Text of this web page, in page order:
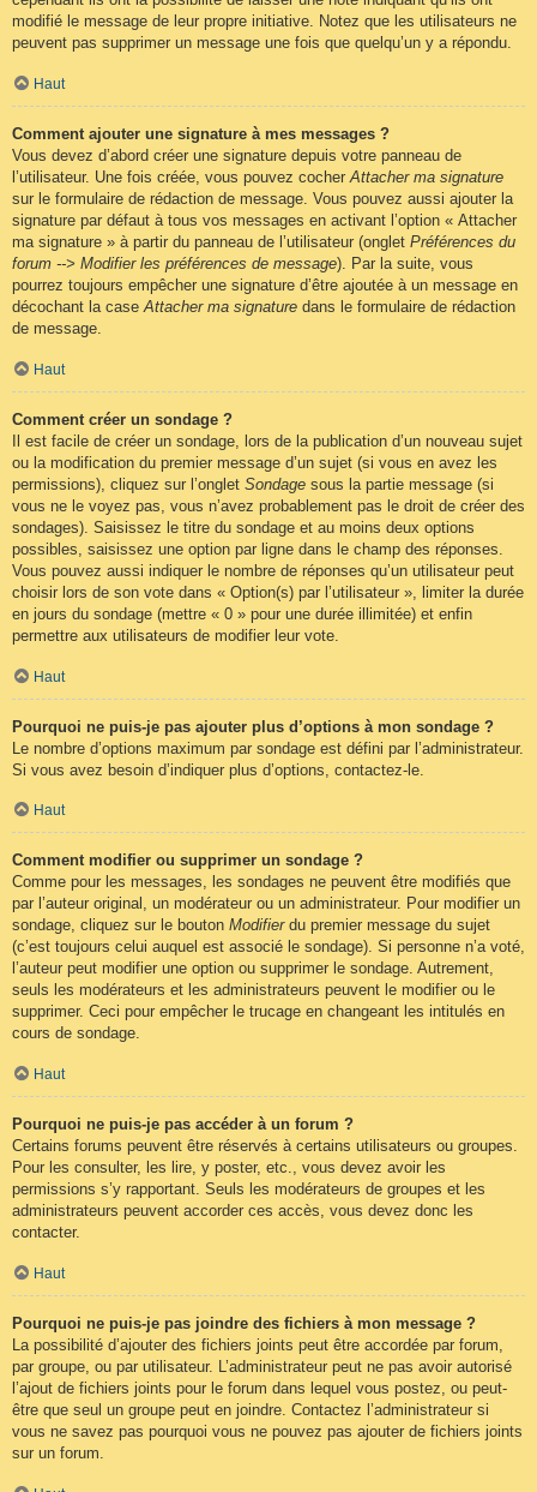
modifié le message de leur propre initiative. Notez que les utilisateurs ne
peuvent pas supprimer un message une fois que quelqu’un y a répondu.
Haut
Comment ajouter une signature à mes messages ?
Vous devez d’abord créer une signature depuis votre panneau de
l’utilisateur. Une fois créée, vous pouvez cocherAttacher ma signature
sur le formulaire de rédaction de message. Vous pouvez aussi ajouter la
signature par défaut à tous vos messages en activant l’option « Attacher
ma signature » à partir du panneau de l’utilisateur (onglet Préférences du
forum --> Modifier les préférences de message). Par la suite, vous
pourrez toujours empêcher une signature d’être ajoutée à un message en
décochant la caseAttacher ma signature dans le formulaire de rédaction
de message.
Haut
Comment créer un sondage ?
Il est facile de créer un sondage, lors de la publication d’un nouveau sujet
ou la modification du premier message d’un sujet (si vous en avez les
permissions), cliquez sur l’onglet Sondage sous la partie message (si
vous ne le voyez pas, vous n’avez probablement pas le droit de créer des
sondages). Saisissez le titre du sondage et au moins deux options
possibles, saisissez une option par ligne dans le champ des réponses.
Vous pouvez aussi indiquer le nombre de réponses qu’un utilisateur peut
choisir lors de son vote dans « Option(s) par l’utilisateur », limiter la durée
en jours du sondage (mettre « 0 » pour une durée illimitée) et enfin
permettre aux utilisateurs de modifier leur vote.
Haut
Pourquoi ne puis-je pas ajouter plus d’options à mon sondage ?
Le nombre d’options maximum par sondage est défini par l’administrateur.
Si vous avez besoin d’indiquer plus d’options, contactez-le.
Haut
Comment modifier ou supprimer un sondage ?
Comme pour les messages, les sondages ne peuvent être modifiés que
par l’auteur original, un modérateur ou un administrateur. Pour modifier un
sondage, cliquez sur le bouton Modifierdu premier message du sujet
(c’est toujours celui auquel est associé le sondage). Si personne n’a voté,
l’auteur peut modifier une option ou supprimer le sondage. Autrement,
seuls les modérateurs et les administrateurs peuvent le modifier ou le
supprimer. Ceci pour empêcher le trucage en changeant les intitulés en
cours de sondage.
Haut
Pourquoi ne puis-je pas accéder à un forum ?
Certains forums peuvent être réservés à certains utilisateurs ou groupes.
Pour les consulter, les lire, y poster, etc., vous devez avoir les
permissions s’y rapportant. Seuls les modérateurs de groupes et les
administrateurs peuvent accorder ces accès, vous devez donc les
contacter.
Haut
Pourquoi ne puis-je pas joindre des fichiers à mon message ?
La possibilité d’ajouter des fichiers joints peut être accordée par forum,
par groupe, ou par utilisateur. L’administrateur peut ne pas avoir autorisé
l’ajout de fichiers joints pour le forum dans lequel vous postez, ou peut-
être que seul un groupe peut en joindre. Contactez l’administrateur si
vous ne savez pas pourquoi vous ne pouvez pas ajouter de fichiers joints
sur un forum.